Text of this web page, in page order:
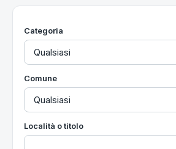
Utilità
Categoria
Comune
Località o titolo